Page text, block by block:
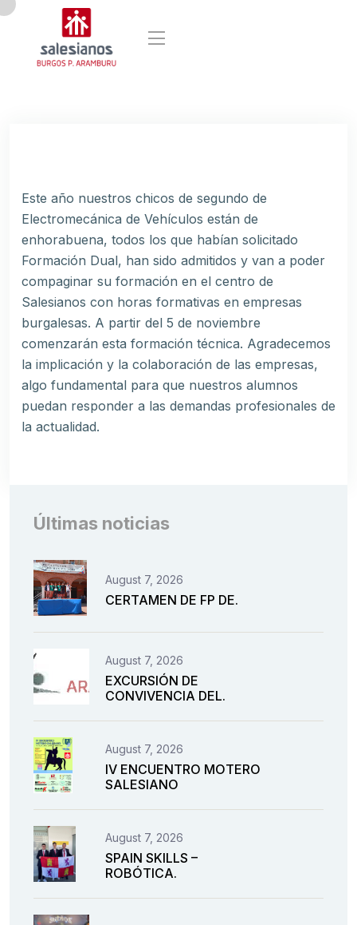
Este año nuestros chicos de segundo de
Electromecánica de Vehículos están de
enhorabuena, todos los que habían solicitado
Formación Dual, han sido admitidos y van a poder
compaginar su formación en el centro de
Salesianos con horas formativas en empresas
burgalesas. A partir del 5 de noviembre
comenzarán esta formación técnica. Agradecemos
la implicación y la colaboración de las empresas,
algo fundamental para que nuestros alumnos
puedan responder a las demandas profesionales de
la actualidad.
Últimas noticias
August 7, 2026
CERTAMEN DE FP DE.
August 7, 2026
EXCURSIÓN DE
CONVIVENCIA DEL.
August 7, 2026
IV ENCUENTRO MOTERO
SALESIANO
August 7, 2026
SPAIN SKILLS –
ROBÓTICA.